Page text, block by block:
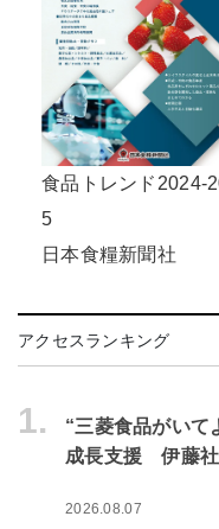
食品トレンド2024-
5
日本食糧新聞社
アクセスランキング
1.
“三菱食品がい
成長支援 伊藤
2026.08.07